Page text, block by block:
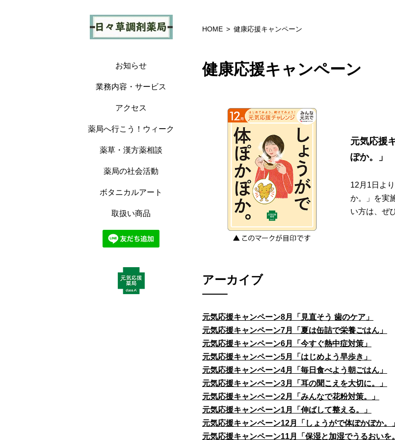
お知らせ
業務内容・サービス
アクセス
薬局へ行こう！ウィーク
薬草・漢方薬相談
薬局の社会活動
ボタニカルアート
取扱い商品
HOME 健康応援キャンペーン
健康応援キャンペーン
元気応援
ぽか。」
12月1日よ
か。」を実
い方は、ぜ
アーカイブ
元気応援キャンペーン8月「見直そう 歯のケア」
元気応援キャンペーン7月「夏は缶詰で栄養ごはん」
元気応援キャンペーン6月「今すぐ熱中症対策」
元気応援キャンペーン5月「はじめよう早歩き」
元気応援キャンペーン4月「毎日食べよう朝ごはん」
元気応援キャンペーン3月「耳の聞こえを大切に。」
元気応援キャンペーン2月「みんなで花粉対策。」
元気応援キャンペーン1月「伸ばして整える。」
元気応援キャンペーン12月「しょうがで体ぽかぽか。」
元気応援キャンペーン11月「保湿と加湿でうるおいを